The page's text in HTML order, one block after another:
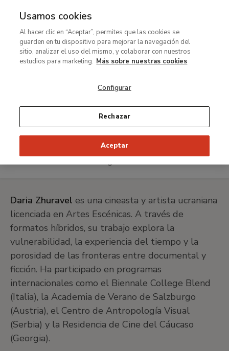
MENÚ
contenido
principal
Ruta
de
Actividades
Pedagogías de guerra: recorridos nocturnos
Explosión perfecta o me detengo cuando el ruido es
Daria Zhuravel e Ihor
Babaiev
Daria Zhuravel es una cineasta y artista ucraniana
licenciada en Artes Escénicas. A través de
formatos híbridos, su trabajo explora la
vulnerabilidad, la experiencia del tiempo y la
porosidad de las fronteras entre documental y
ficción. Ha participado en programas
internacionales como el Biennale College Blend
(Italia), la Academia de Verano de Salzburgo
(Austria), el Centro de Antropología Visual
(Serbia) y la Residencia de Cine del Cáucaso
(Georgia).
Usamos cookies
Al hacer clic en “Aceptar”, permites que las cookies se
guarden en tu dispositivo para mejorar la navegación del
sitio, analizar el uso del mismo, y colaborar con nuestros
estudios para marketing. Más sobre nuestras cookies
Configurar
Rechazar
Aceptar